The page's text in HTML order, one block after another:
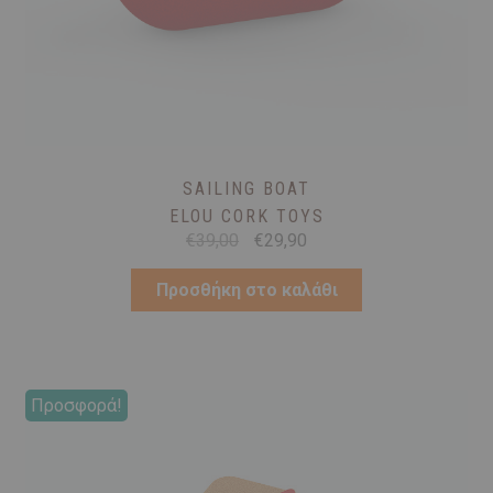
SAILING BOAT
ELOU CORK TOYS
€39,00
Original
was:
€39,00.
€29,90Η
τιμή
είναι:
Προσθήκη στο καλάθι
Προσφορά!